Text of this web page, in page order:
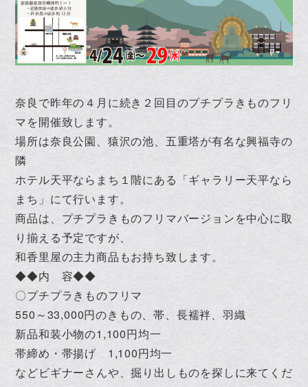
奈良で昨年の４月に続き２回目のプチプラきものフリ
マを開催致します。
場所は奈良公園、猿沢の池、五重塔が有名な興福寺の
隣
ホテル天平ならまち１階にある「ギャラリー天平なら
まち」にて行います。
商品は、プチプラきものフリマバージョンを中心に取
り揃える予定ですが、
和香里屋の主力商品もお持ち致します。
◆◆内 容◆◆
〇プチプラきものフリマ
550～33,000円のきもの、帯、長襦袢、羽織
新品和装小物の1,100円均一
帯締め・帯揚げ 1,100円均一
などビギナーさんや、掘り出しものを探しに来てくだ